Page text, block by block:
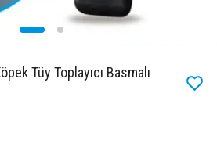
Tüy Toplayıcı Basmalı